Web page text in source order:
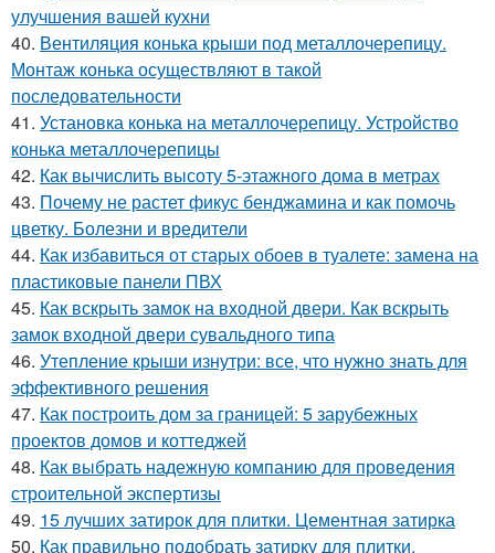
улучшения вашей кухни
40. Вентиляция конька крыши под металлочерепицу.
Монтаж конька осуществляют в такой
последовательности
41. Установка конька на металлочерепицу. Устройство
конька металлочерепицы
42. Как вычислить высоту 5-этажного дома в метрах
43. Почему не растет фикус бенджамина и как помочь
цветку. Болезни и вредители
44. Как избавиться от старых обоев в туалете: замена на
пластиковые панели ПВХ
45. Как вскрыть замок на входной двери. Как вскрыть
замок входной двери сувальдного типа
46. Утепление крыши изнутри: все, что нужно знать для
эффективного решения
47. Как построить дом за границей: 5 зарубежных
проектов домов и коттеджей
48. Как выбрать надежную компанию для проведения
строительной экспертизы
49. 15 лучших затирок для плитки. Цементная затирка
50. Как правильно подобрать затирку для плитки.